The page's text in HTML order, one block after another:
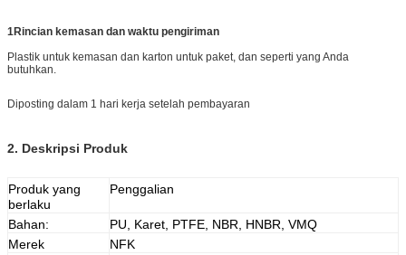
1Rincian kemasan dan waktu pengiriman
Plastik untuk kemasan dan karton untuk paket, dan seperti yang Anda
butuhkan.
Diposting dalam 1 hari kerja setelah pembayaran
2. Deskripsi Produk
Produk yang
berlaku
Penggalian
Bahan:
PU, Karet, PTFE, NBR, HNBR, VMQ
Merek
NFK